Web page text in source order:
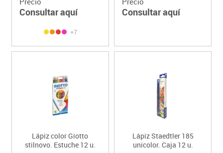
Consultar aquí
+7
Consultar aquí
Lápiz color Giotto
stilnovo. Estuche 12 u.
Lápiz Staedtler 185
unicolor. Caja 12 u.